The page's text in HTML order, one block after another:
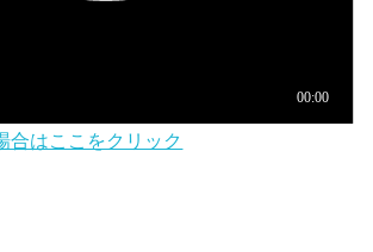
はここをクリック